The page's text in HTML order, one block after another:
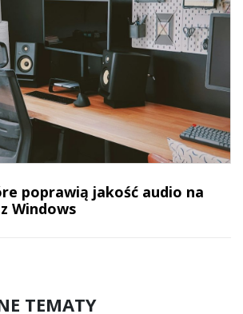
poprawią jakość audio na
Windows
TEMATY